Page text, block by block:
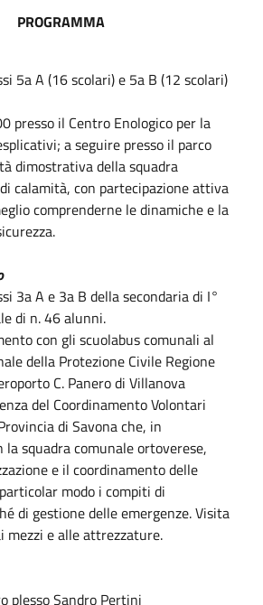
PROGRAMMA
5a A (16 scolari) e 5a B (12 scolari)
presso il Centro Enologico per la
a seguire presso il parco
dimostrativa della squadra
calamità, con partecipazione attiva
comprenderne le dinamiche e la
3a A e 3a B della secondaria di I°
di n. 46 alunni.
con gli scuolabus comunali al
della Protezione Civile Regione
C. Panero di Villanova
del Coordinamento Volontari
di Savona che, in
la squadra comunale ortoverese,
e il coordinamento delle
modo i compiti di
di gestione delle emergenze. Visita
mezzi e alle attrezzature.
plesso Sandro Pertini